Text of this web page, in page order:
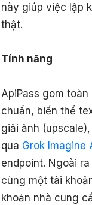
này giúp việc lập
thật.
Tính năng
ApiPass gom
chuẩn, biến thể
giải ảnh
qua Grok Imagine
endpoint. Ngoài
cùng một tài
khoản nhà cung